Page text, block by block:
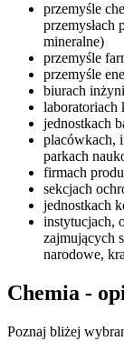
przemyśle
mineralne)
przemyśle
przemyśle
biurach
laboratoriach
jednostkach
placówkach,
parkach
firmach
sekcjach
jednostkach
instytucjach,
zajmujących
narodowe,
Chemia -
Poznaj bliżej